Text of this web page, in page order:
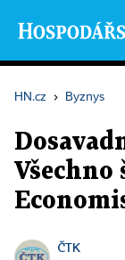
HN.cz › Byznys
Všechno
ČTK